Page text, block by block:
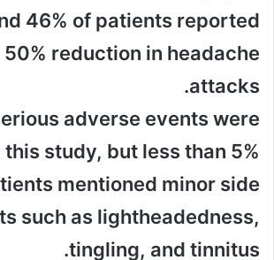
46% of patients reported
50% reduction in headache
attacks.
adverse events were
study, but less than 5%
mentioned minor side
such as lightheadedness,
tingling, and tinnitus.